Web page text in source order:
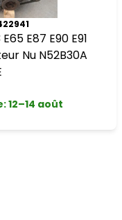
E87 E90 E91
Nu N52B30A
:12–14 août